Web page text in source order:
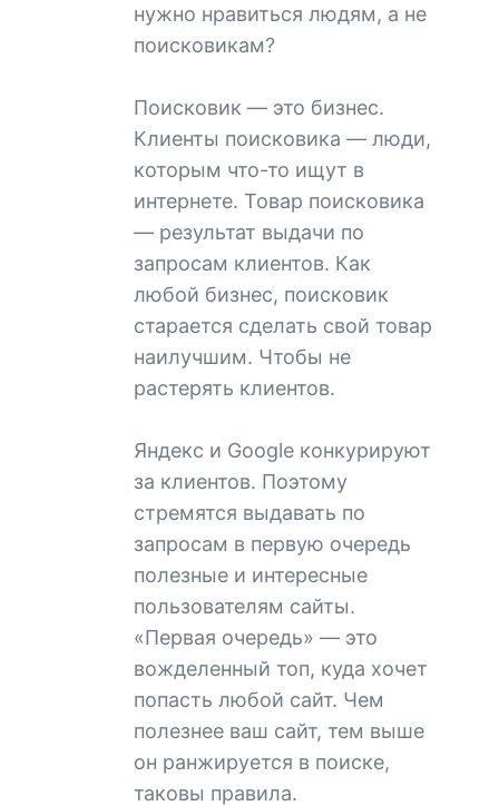
нужно нравиться людям, а не
поисковикам?
Поисковик — это бизнес.
Клиенты поисковика — люди,
которым что-то ищут в
интернете. Товар поисковика
— результат выдачи по
запросам клиентов. Как
любой бизнес, поисковик
старается сделать свой товар
наилучшим. Чтобы не
растерять клиентов.
Яндекс и Google конкурируют
за клиентов. Поэтому
стремятся выдавать по
запросам в первую очередь
полезные и интересные
пользователям сайты.
«Первая очередь» — это
вожделенный топ, куда хочет
попасть любой сайт. Чем
полезнее ваш сайт, тем выше
он ранжируется в поиске,
таковы правила.